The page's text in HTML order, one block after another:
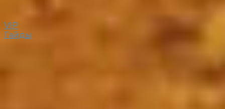
VIP
Гайды